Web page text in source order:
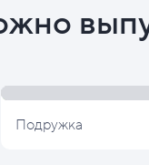
Подружка